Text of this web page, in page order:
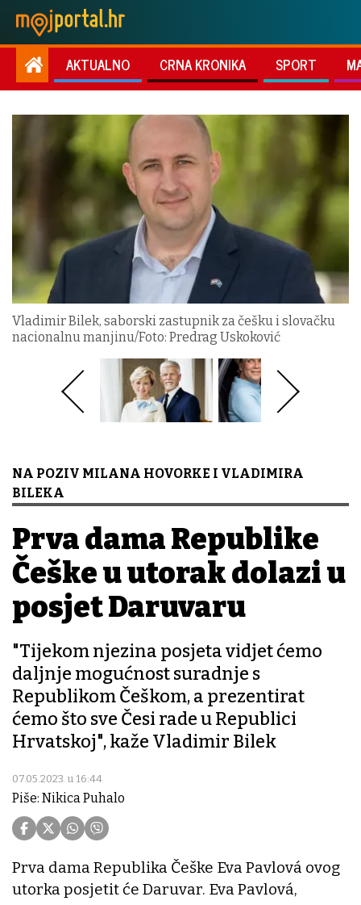
AKTUALNO CRNA KRONIKA SPORT
Vladimir Bilek, saborski zastupnik za češku i slovačku
nacionalnu manjinu/Foto: Predrag Uskoković
NA POZIV MILANA HOVORKE I VLADIMIRA
BILEKA
Prva dama Republike
Češke u utorak dolazi u
posjet Daruvaru
"Tijekom njezina posjeta vidjet ćemo
daljnje mogućnost suradnje s
Republikom Češkom, a prezentirat
ćemo što sve Česi rade u Republici
Hrvatskoj", kaže Vladimir Bilek
07.05.2023. u 16:44
Piše: Nikica Puhalo
Prva dama Republika Češke Eva Pavlová ovog
utorka posjetit će Daruvar. Eva Pavlová,